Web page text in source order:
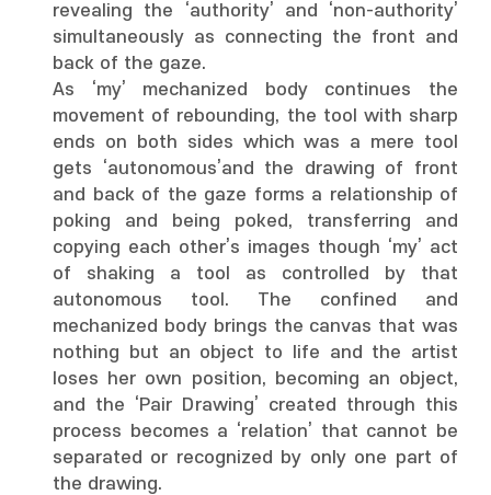
revealing the ‘authority’ and ‘non-authority’
simultaneously as connecting the front and
back of the gaze.
As ‘my’ mechanized body continues the
movement of rebounding, the tool with sharp
ends on both sides which was a mere tool
gets ‘autonomous’and the drawing of front
and back of the gaze forms a relationship of
poking and being poked, transferring and
copying each other’s images though ‘my’ act
of shaking a tool as controlled by that
autonomous tool. The confined and
mechanized body brings the canvas that was
nothing but an object to life and the artist
loses her own position, becoming an object,
and the ‘Pair Drawing’ created through this
process becomes a ‘relation’ that cannot be
separated or recognized by only one part of
the drawing.